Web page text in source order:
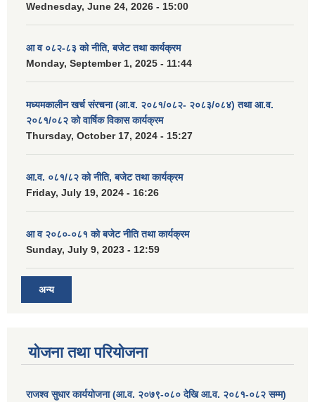
Wednesday, June 24, 2026 - 15:00
आ व ०८२-८३ को नीति, बजेट तथा कार्यक्रम
Monday, September 1, 2025 - 11:44
मध्यमकालीन खर्च संरचना (आ.व. २०८१/०८२- २०८३/०८४) तथा आ.व.
२०८१/०८२ को वार्षिक विकास कार्यक्रम
Thursday, October 17, 2024 - 15:27
आ.व. ०८१/८२ को नीति, बजेट तथा कार्यक्रम
Friday, July 19, 2024 - 16:26
आ व २०८०-०८१ को बजेट नीति तथा कार्यक्रम
Sunday, July 9, 2023 - 12:59
अन्य
योजना तथा परियोजना
राजश्व सुधार कार्ययोजना (आ.व. २०७९-०८० देखि आ.व. २०८१-०८२ सम्म)